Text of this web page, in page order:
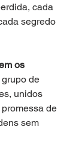
cada
segredo
os
de
unidos
de
sem